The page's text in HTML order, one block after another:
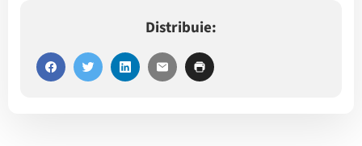
Distribuie: